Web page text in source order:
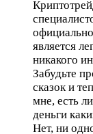
является
никакого
Забудьте
сказок и
мне, есть
деньги
Нет, ни